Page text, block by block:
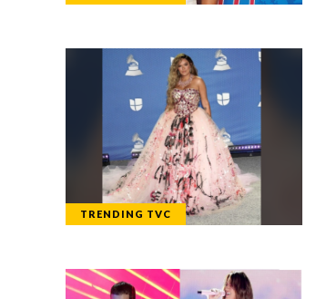
TRENDING TVC